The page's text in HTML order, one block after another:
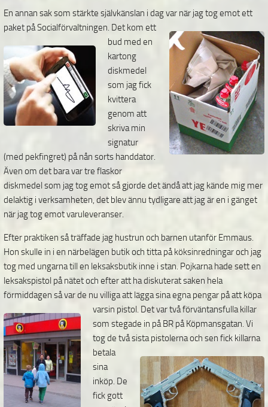
En annan sak som stärkte självkänslan i dag var när jag tog emot ett
paket på Socialförvaltningen. Det kom ett
bud med en
kartong
diskmedel
som jag fick
kvittera
genom att
skriva min
signatur
(med pekfingret) på nån sorts handdator.
Även om det bara var tre flaskor
diskmedel som jag tog emot så gjorde det ändå att jag kände mig mer
delaktig i verksamheten, det blev ännu tydligare att jag är en i gänget
när jag tog emot varuleveranser.
Efter praktiken så träffade jag hustrun och barnen utanför Emmaus.
Hon skulle in i en närbelägen butik och titta på köksinredningar och jag
tog med ungarna till en leksaksbutik inne i stan. Pojkarna hade sett en
leksakspistol på nätet och efter att ha diskuterat saken hela
förmiddagen så var de nu villiga att lägga sina egna pengar på att köpa
varsin pistol. Det var två förväntansfulla killar
som stegade in på BR på Köpmansgatan. Vi
tog de två sista pistolerna och sen fick killarna
betala
sina
inköp. De
fick gott